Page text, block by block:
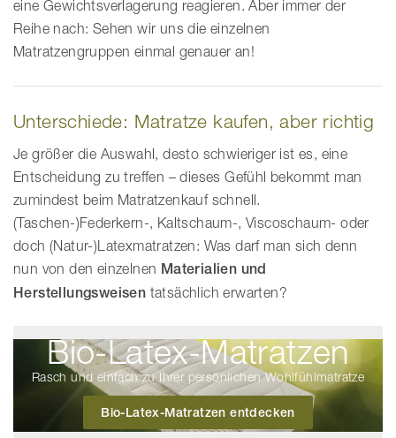
eine Gewichtsverlagerung reagieren. Aber immer der
Reihe nach: Sehen wir uns die einzelnen
Matratzengruppen einmal genauer an!
Unterschiede: Matratze kaufen, aber richtig
Je größer die Auswahl, desto schwieriger ist es, eine
Entscheidung zu treffen – dieses Gefühl bekommt man
zumindest beim Matratzenkauf schnell.
(Taschen-)Federkern-, Kaltschaum-, Viscoschaum- oder
doch (Natur-)Latexmatratzen: Was darf man sich denn
nun von den einzelnen Materialien und
Herstellungsweisen tatsächlich erwarten?
Bio-Latex-Matratzen
Rasch und einfach zu Ihrer persönlichen Wohlfühlmatratze
Bio-Latex-Matratzen entdecken